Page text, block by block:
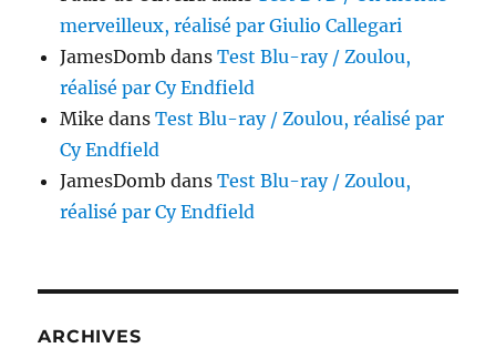
merveilleux, réalisé par Giulio Callegari
JamesDomb dansTest Blu-ray / Zoulou,
réalisé par Cy Endfield
Mike dansTest Blu-ray / Zoulou, réalisé par
Cy Endfield
JamesDomb dansTest Blu-ray / Zoulou,
réalisé par Cy Endfield
ARCHIVES